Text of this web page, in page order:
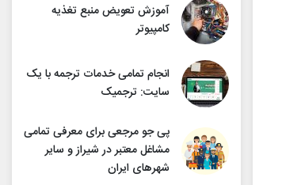
آموزش تعویض منبع تغذیه
کامپیوتر
انجام تمامی خدمات ترجمه با یک
سایت: ترجمیک
پی جو مرجعی برای معرفی تمامی
مشاغل معتبر در شیراز و سایر
شهرهای ایران